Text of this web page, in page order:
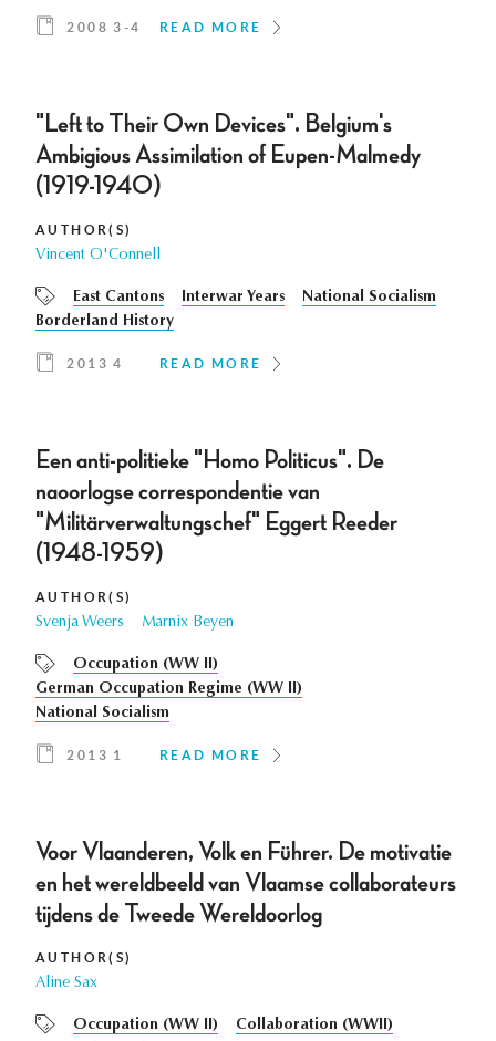
2008 3-4 READ MORE
"Left to Their Own Devices". Belgium's
Ambigious Assimilation of Eupen-Malmedy
(1919-1940)
AUTHOR(S)
Vincent O'Connell
East Cantons Interwar Years
National Socialism
Borderland History
2013 4 READ MORE
Een anti-politieke "Homo Politicus". De
naoorlogse correspondentie van
"Militärverwaltungschef" Eggert Reeder
(1948-1959)
AUTHOR(S)
Svenja Weers Marnix Beyen
Occupation (WW II)
German Occupation Regime (WW II)
National Socialism
2013 1 READ MORE
Voor Vlaanderen, Volk en Führer. De motivatie
en het wereldbeeld van Vlaamse collaborateurs
tijdens de Tweede Wereldoorlog
AUTHOR(S)
Aline Sax
Occupation (WW II)
Collaboration (WWII)